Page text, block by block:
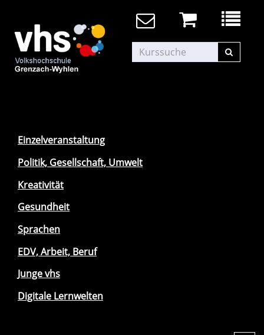
Einzelveranstaltung
Politik, Gesellschaft, Umwelt
Kreativität
Gesundheit
Sprachen
EDV, Arbeit, Beruf
Junge vhs
Digitale Lernwelten